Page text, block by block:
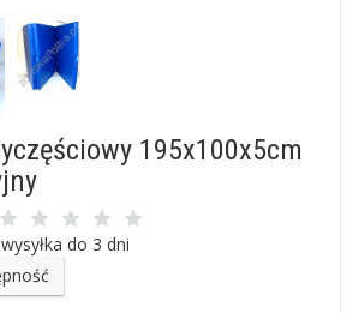
195x100x5cm
do 3 dni